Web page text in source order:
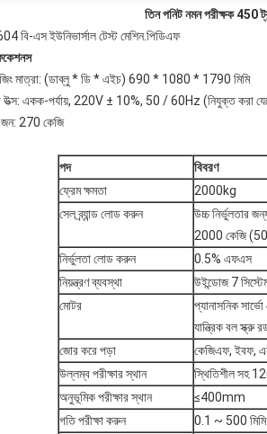
তিন পনিট নমন পরীক্ষক 450
বি-এস ইউনিভার্সাল টেস্ট মেশিন.পিডিএফ
মাত্রা: (ডাব্লু * ডি * এইচ) 690 * 1080 * 1790 মিমি
উত্স: একক-পর্যায়, 220V ± 10%, 50 / 60Hz (নিযুক্ত করা
270 কেজি
পদ
বিবরণ
ফ্রেম ক্ষমতা
2000kg
সেল ব্র্যান্ড লোড করুন
উচ্চ নির্ভুলতার
2000 কেজি
নির্ভুলতা লোড করুন
0.5% এফএস
নিয়ন্ত্রণ ব্যবস্থা
উইন্ডোজ 7
মোটর
প্যানাসনিক
যান্ত্রিক বল স্ক্রু
জোর করে পড়া
কেজিএফ, ইবফ,
উল্লম্ব পরীক্ষার স্থান
স্থিতিশীল সহ
অনুভূমিক পরীক্ষার স্থান
≤400mm
গতি পরীক্ষা করুন
0.1 ~ 500 মিমি